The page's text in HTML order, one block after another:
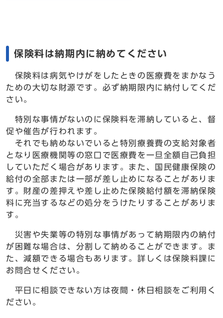
保険料は納期内に納めてください
保険料は病気やけがをしたときの医療費をまかなう
ための大切な財源です。必ず納期限内に納付してくだ
さい。
特別な事情がないのに保険料を滞納していると、督
促や催告が行われます。
それでも納めないでいると特別療養費の支給対象者
となり医療機関等の窓口で医療費を一旦全額自己負担
していただく場合があります。また、国民健康保険の
給付の全部または一部が差し止めになることがありま
す。財産の差押えや差し止めた保険給付額を滞納保険
料に充当するなどの処分をうけたりすることがありま
す。
災害や失業等の特別な事情があって納期限内の納付
が困難な場合は、分割して納めることができます。ま
た、減額できる場合もあります。詳しくは保険料課に
お問合せください。
平日に相談できない方は夜間・休日相談をご利用く
ださい。